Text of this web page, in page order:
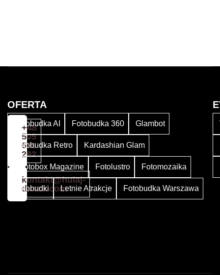
+48
505
600
282
kontakt@hulaj-
dusza.com
OFERTA
Fotobudka AI Fotobudka 360 Glambot
Fotobudka Retro Kardashian Glam
Photobox Magazine Fotolustro Fotomozaika
Fotobudki Letnie Atrakcje Fotobudka Warszawa